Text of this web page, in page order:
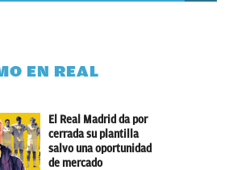
EN REAL
El Real Madrid da por
cerrada su plantilla
salvo una oportunidad
de mercado